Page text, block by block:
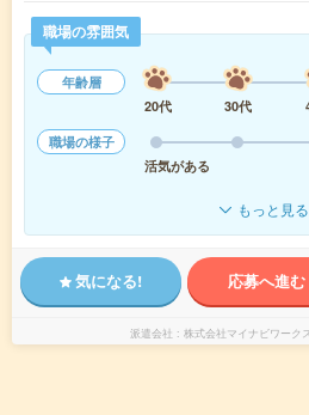
職場の雰囲気
年齢層
20代
30代
職場の様子
活気がある
もっと見る
気になる! 応募へ進む
派遣会社 株式会社マイナビワーク